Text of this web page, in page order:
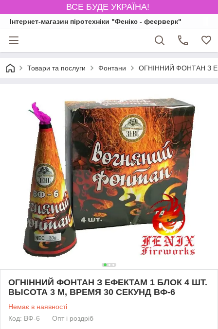
ВСЕ БУДЕ УКРАЇНА!
Інтернет-магазин піротехніки "Фенікс - феєрверк"
Товари та послуги Фонтани ОГНІННИЙ ФОНТАН З
ОГНІННИЙ ФОНТАН З ЕФЕКТАМ 1 БЛОК 4 ШТ.
ВЫСОТА 3 М, ВРЕМЯ 30 СЕКУНД ВФ-6
Немає в наявності
Код: ВФ-6
Опт і роздріб